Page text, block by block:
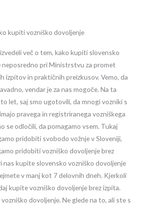
kupiti vozniško dovoljenje
več o tem, kako kupiti slovensko
neposredno pri Ministrstvu za promet
izpitov in praktičnih preizkusov. Vemo, da
vendar je za nas mogoče. Na ta
let, saj smo ugotovili, da mnogi vozniki s
pravega in registriranega vozniškega
se odločili, da pomagamo vsem. Tukaj
pridobiti svobodo vožnje v Sloveniji,
pridobiti vozniško dovoljenje brez
nas kupite slovensko vozniško dovoljenje
v manj kot 7 delovnih dneh. Kjerkoli
kupite vozniško dovoljenje brez izpita.
dovoljenje. Ne glede na to, ali ste s